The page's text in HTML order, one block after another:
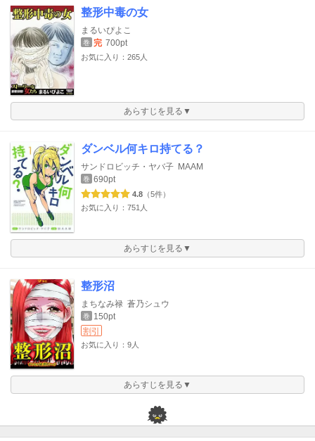
整形中毒の女
まるいぴよこ
巻 完 700pt
お気に入り：265人
あらすじを見る▼
ダンベル何キロ持てる？
サンドロビッチ・ヤバ子 MAAM
巻 690pt
4.8 （5件）
お気に入り：751人
あらすじを見る▼
整形沼
まちなみ禄 蒼乃シュウ
巻
150pt
割引
お気に入り：9人
あらすじを見る▼